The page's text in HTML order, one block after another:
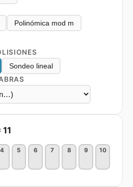
Polinómica mod m
Sondeo lineal
11
4 5 6 7 8 9 10